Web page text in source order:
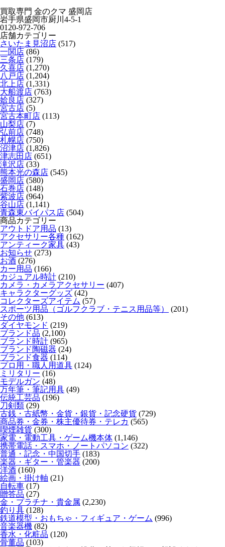
買取専門 金のクマ 盛岡店
岩手県盛岡市厨川4-5-1
0120-972-706
店舗カテゴリー
さいたま見沼店 (517)
一関店 (86)
三条店 (179)
久喜店 (1,270)
八戸店 (1,204)
北上店 (1,331)
大船渡店 (763)
姶良店 (327)
宮古店 (5)
宮古本町店 (113)
山梨店 (7)
弘前店 (748)
札幌店 (750)
沼津店 (1,826)
津志田店 (651)
滝沢店 (33)
熊本光の森店 (545)
盛岡店 (580)
石巻店 (148)
紫波店 (964)
谷山店 (1,141)
青森東バイパス店 (504)
商品カテゴリー
アウトドア用品 (13)
アクセサリー各種 (162)
アンティーク家具 (43)
お知らせ (273)
お酒 (276)
カー用品 (166)
カジュアル時計 (210)
カメラ・カメラアクセサリー (407)
キャラクターグッズ (42)
コレクターズアイテム (57)
スポーツ用品（ゴルフクラブ・テニス用品等）
(201)
その他 (613)
ダイヤモンド (219)
ブランド品 (2,100)
ブランド時計 (965)
ブランド陶磁器 (24)
ブランド食器 (114)
プロ用・職人用道具 (124)
ミリタリー (16)
モデルガン (48)
万年筆・筆記用具 (49)
伝統工芸品 (196)
刀剣類 (29)
古銭・古紙幣・金貨・銀貨・記念硬貨 (729)
商品券・金券・株主優待券・テレカ (565)
喫煙雑貨 (300)
家電・電動工具・ゲーム機本体 (1,146)
携帯電話・スマホ・ノートパソコン (322)
普通・記念・中国切手 (183)
楽器・ギター・管楽器 (200)
洋酒 (160)
絵画・掛け軸 (21)
自転車 (17)
贈答品 (27)
金・プラチナ・貴金属 (2,230)
釣り具 (128)
鉄道模型・おもちゃ・フィギュア・ゲーム (996)
音楽器機 (82)
香水・化粧品 (120)
骨董品 (103)